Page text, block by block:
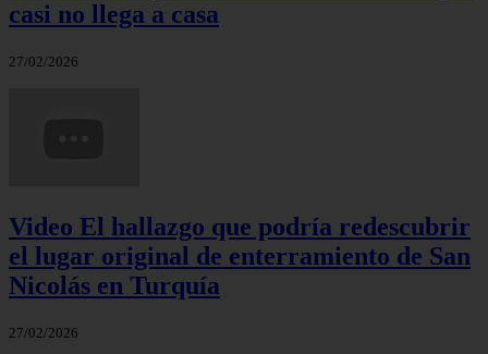
casi no llega a casa
27/02/2026
Video El hallazgo que podría redescubrir
el lugar original de enterramiento de San
Nicolás en Turquía
27/02/2026